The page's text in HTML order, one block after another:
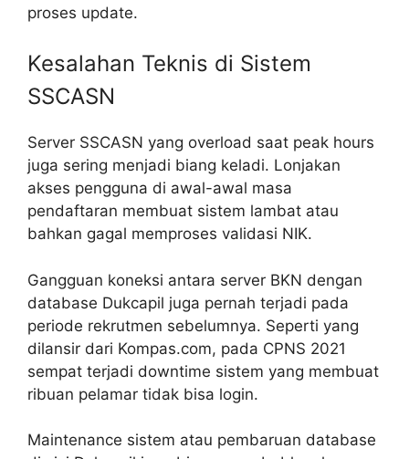
proses update.
Kesalahan Teknis di Sistem
SSCASN
Server SSCASN yang overload saat peak hours
juga sering menjadi biang keladi. Lonjakan
akses pengguna di awal-awal masa
pendaftaran membuat sistem lambat atau
bahkan gagal memproses validasi NIK.
Gangguan koneksi antara server BKN dengan
database Dukcapil juga pernah terjadi pada
periode rekrutmen sebelumnya. Seperti yang
dilansir dari Kompas.com, pada CPNS 2021
sempat terjadi downtime sistem yang membuat
ribuan pelamar tidak bisa login.
Maintenance sistem atau pembaruan database